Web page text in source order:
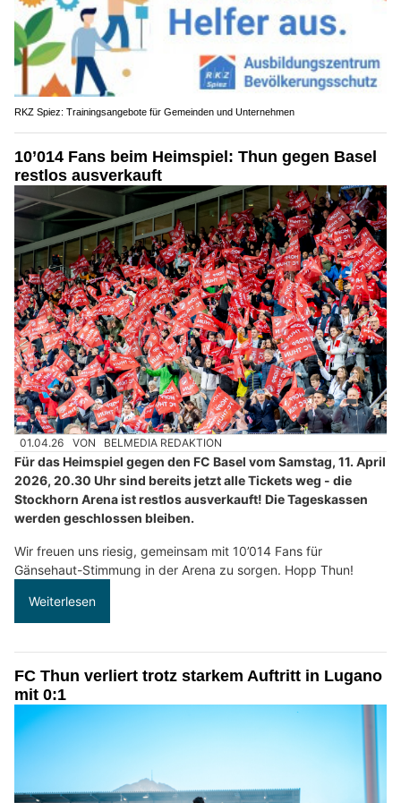
RKZ Spiez: Trainingsangebote für Gemeinden und Unternehmen
10’014 Fans beim Heimspiel: Thun gegen Basel
restlos ausverkauft
01.04.26 VON BELMEDIA REDAKTION
Für das Heimspiel gegen den FC Basel vom Samstag, 11. April
2026, 20.30 Uhr sind bereits jetzt alle Tickets weg - die
Stockhorn Arena ist restlos ausverkauft! Die Tageskassen
werden geschlossen bleiben.
Wir freuen uns riesig, gemeinsam mit 10’014 Fans für
Gänsehaut-Stimmung in der Arena zu sorgen. Hopp Thun!
Weiterlesen
FC Thun verliert trotz starkem Auftritt in Lugano
mit 0:1